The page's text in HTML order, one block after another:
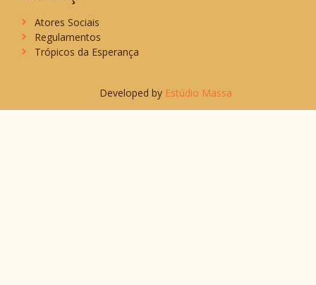
Atores Sociais
Regulamentos
Trópicos da Esperança
Developed by Estúdio Massa